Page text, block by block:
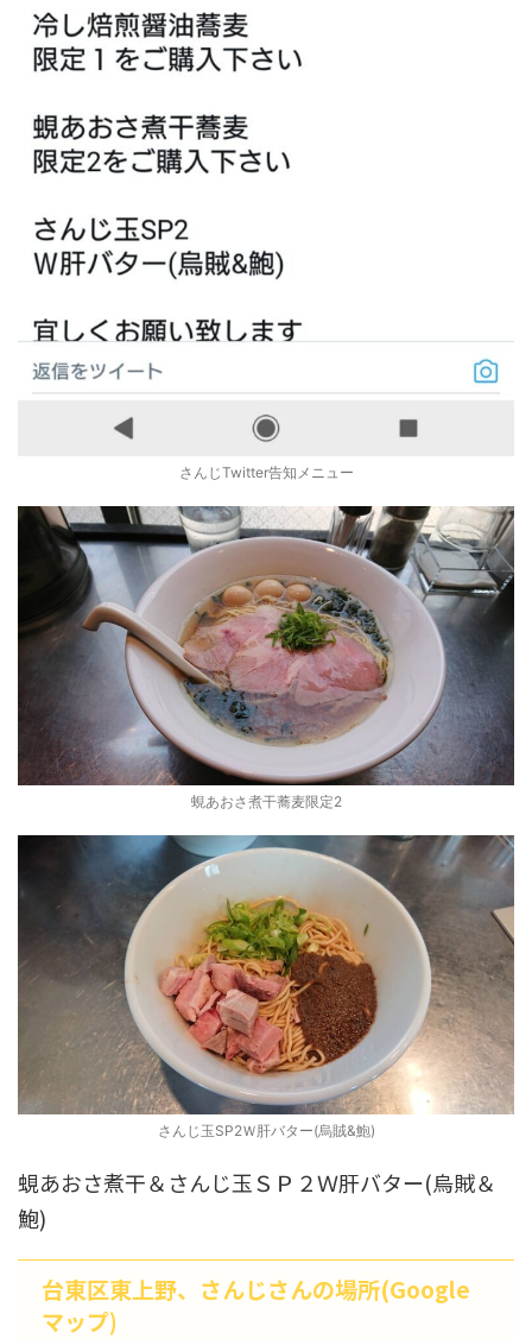
さんじTwitter告知メニュー
蜆あおさ煮干蕎麦限定2
さんじ玉SP2Ｗ肝バター(烏賊&鮑)
蜆あおさ煮干＆さんじ玉ＳＰ２Ｗ肝バター(烏賊＆
鮑)
台東区東上野、さんじさんの場所(Google
マップ)